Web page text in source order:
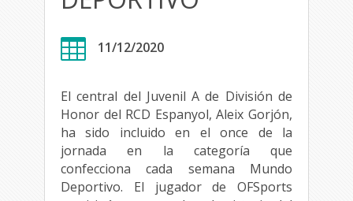
 11/12/2020
El central del Juvenil A de División de
Honor del RCD Espanyol, Aleix Gorjón,
ha sido incluido en el once de la
jornada en la categoría que
confecciona cada semana Mundo
Deportivo. El jugador de OFSports